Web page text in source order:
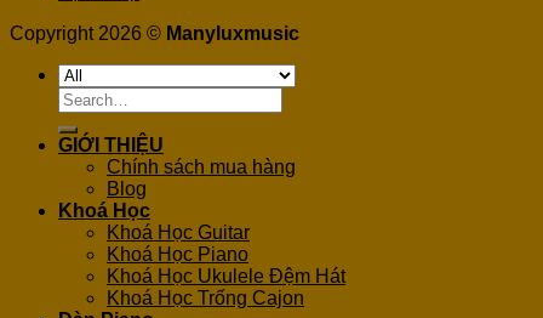
Copyright 2026 © Manyluxmusic
Search
for:
GIỚI THIỆU
Chính sách mua hàng
Blog
Khoá Học
Khoá Học Guitar
Khoá Học Piano
Khoá Học Ukulele Đệm Hát
Khoá Học Trống Cajon